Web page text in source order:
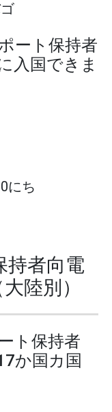
ート保持者
入国できま
にち
持者向電
陸別）
ト保持者
か国カ国